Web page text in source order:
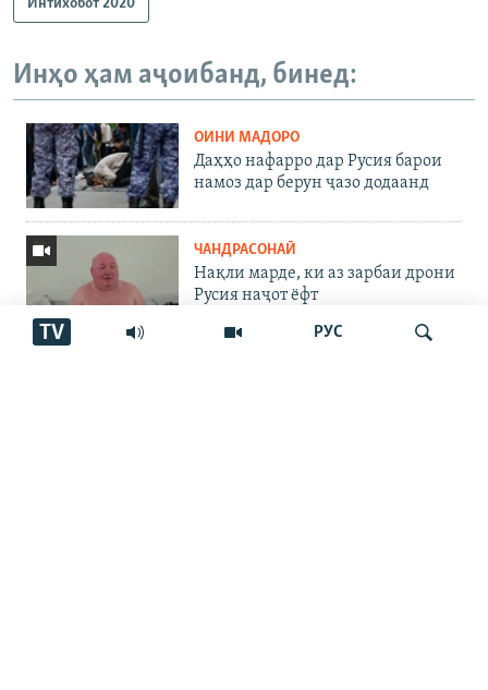
РУС
TV
Интихобот 2020
Инҳо ҳам аҷоибанд, бинед:
ОИНИ МАДОРО
Даҳҳо нафарро дар Русия барои
намоз дар берун ҷазо додаанд
ЧАНДРАСОНАӢ
Нақли марде, ки аз зарбаи дрони
Русия наҷот ёфт